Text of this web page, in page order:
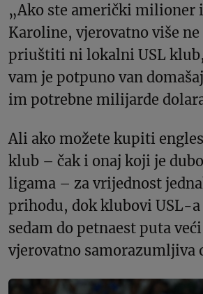
„Ako ste američki milioner
Karoline, vjerovatno više ne
priuštiti ni lokalni USL
vam je potpuno van
im potrebne milijarde
Ali ako možete kupiti
klub – čak i onaj koji je
ligama – za vrijednost
prihodu, dok klubovi USL-a
sedam do petnaest puta
vjerovatno samorazumljiva